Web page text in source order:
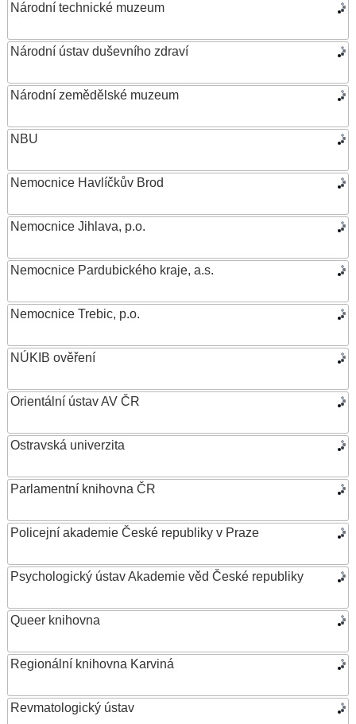
Národní technické muzeum
Národní ústav duševního zdraví
Národní zemědělské muzeum
NBU
Nemocnice Havlíčkův Brod
Nemocnice Jihlava, p.o.
Nemocnice Pardubického kraje, a.s.
Nemocnice Trebic, p.o.
NÚKIB ověření
Orientální ústav AV ČR
Ostravská univerzita
Parlamentní knihovna ČR
Policejní akademie České republiky v Praze
Psychologický ústav Akademie věd České republiky
Queer knihovna
Regionální knihovna Karviná
Revmatologický ústav